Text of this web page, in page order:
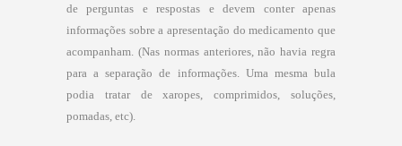
de perguntas e respostas e devem conter apenas
informações sobre a apresentação do medicamento que
acompanham. (Nas normas anteriores, não havia regra
para a separação de informações. Uma mesma bula
podia tratar de xaropes, comprimidos, soluções,
pomadas, etc).